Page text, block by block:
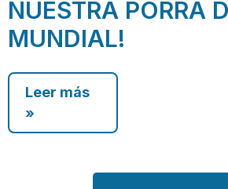
NUESTRA PORRA
MUNDIAL!
Leer más
»